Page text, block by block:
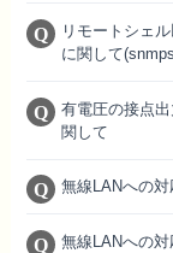
リモートシェ
に関して
有電圧の接点
関して
無線LANへの
無線LANへの